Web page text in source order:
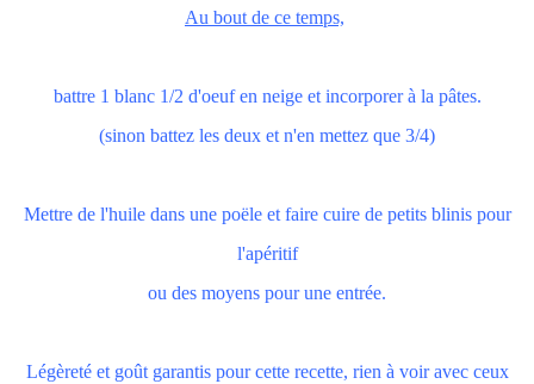
Au bout de ce temps,
battre 1 blanc 1/2 d'oeuf en neige et incorporer à la pâtes.
(sinon battez les deux et n'en mettez que 3/4)
Mettre de l'huile dans une poële et faire cuire de petits blinis pour
l'apéritif
ou des moyens pour une entrée.
Légèreté et goût garantis pour cette recette, rien à voir avec ceux